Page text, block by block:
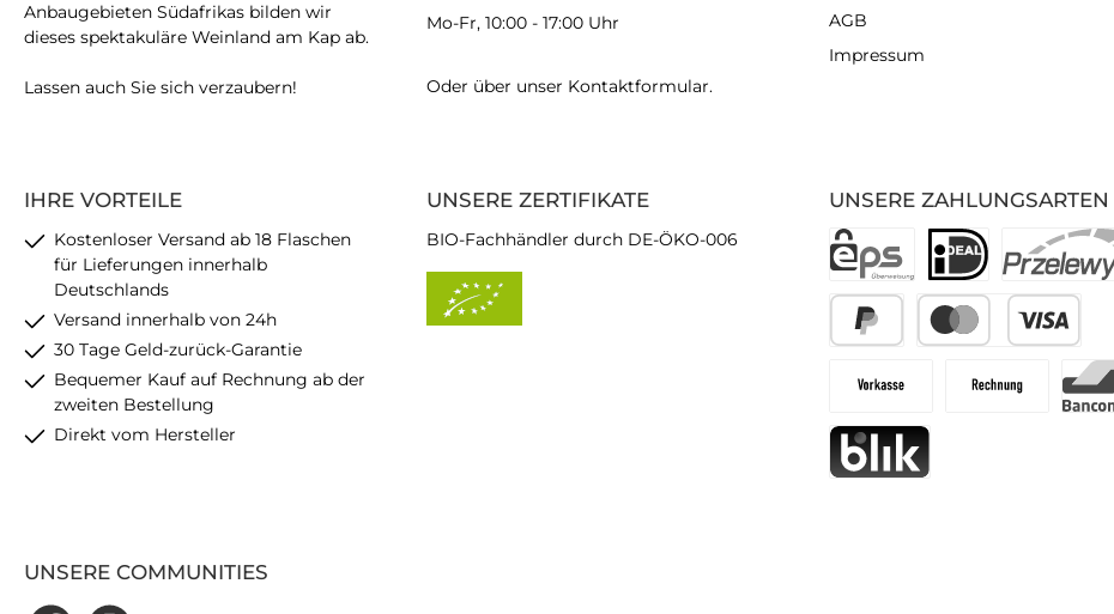
Mo-Fr, 10:00 - 17:00 Uhr
Oder über unser Kontaktformular.
IHRE VORTEILE
Kostenloser Versand ab 18 Flaschen
für Lieferungen innerhalb
Deutschlands
Versand innerhalb von 24h
30 Tage Geld-zurück-Garantie
Bequemer Kauf auf Rechnung ab der
zweiten Bestellung
Direkt vom Hersteller
UNSERE ZAHLUNGSARTEN
Anbaugebieten Südafrikas bilden wir
dieses spektakuläre Weinland am Kap ab.
Lassen auch Sie sich verzaubern!
UNSERE ZERTIFIKATE
BIO-Fachhändler durch DE-ÖKO-006
AGB
Impressum
UNSERE COMMUNITIES